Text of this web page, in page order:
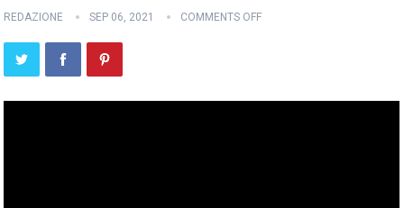
REDAZIONE SEP 06, 2021 COMMENTS OFF